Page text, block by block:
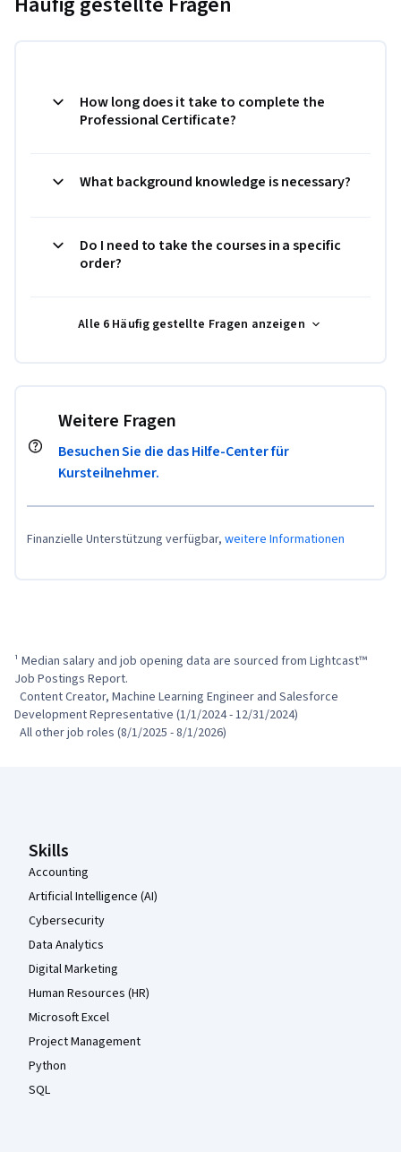
How long does it take to complete the
Professional Certificate?
What background knowledge is necessary?
Do I need to take the courses in a specific
order?
Alle 6 Häufig gestellte Fragen anzeigen
Weitere Fragen
Besuchen Sie die das Hilfe-Center für
Kursteilnehmer.
Finanzielle Unterstützung verfügbar, weitere Informationen
¹ Median salary and job opening data are sourced from Lightcast™
Job Postings Report.
Development Representative (1/1/2024 - 12/31/2024)
  All other job roles (8/1/2025 - 8/1/2026)
Skills
Accounting
Artificial Intelligence (AI)
Cybersecurity
Data Analytics
Digital Marketing
Human Resources (HR)
Microsoft Excel
Project Management
Python
SQL